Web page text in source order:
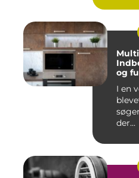
og
I en
der...